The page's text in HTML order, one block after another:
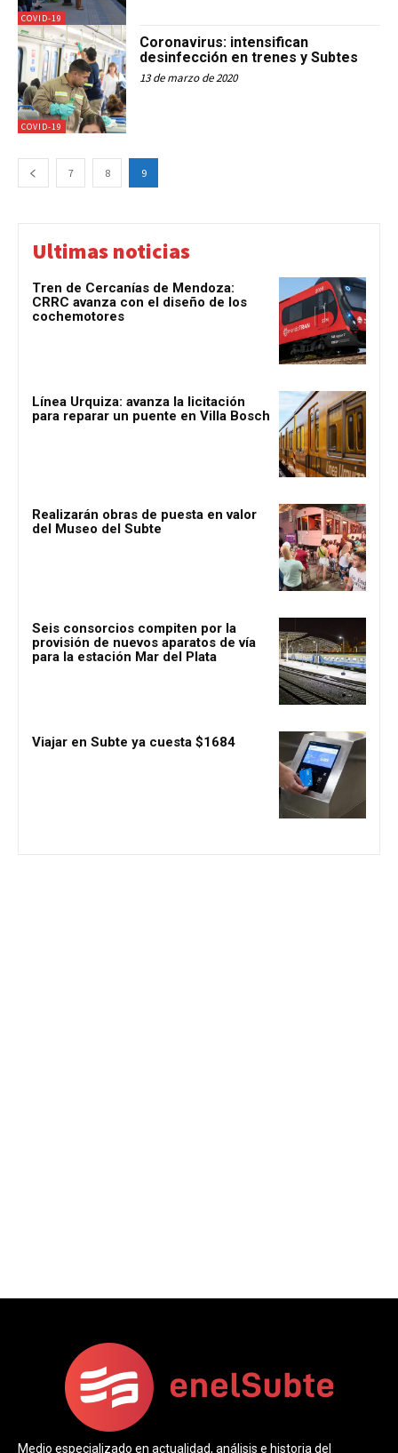
COVID-19
COVID-19
Coronavirus: intensifican
desinfección en trenes y Subtes
13 de marzo de 2020
7 8 9
Ultimas noticias
Tren de Cercanías de Mendoza:
CRRC avanza con el diseño de los
cochemotores
Línea Urquiza: avanza la licitación
para reparar un puente en Villa Bosch
Realizarán obras de puesta en valor
del Museo del Subte
Seis consorcios compiten por la
provisión de nuevos aparatos de vía
para la estación Mar del Plata
Viajar en Subte ya cuesta $1684
Medio especializado en actualidad, análisis e historia del